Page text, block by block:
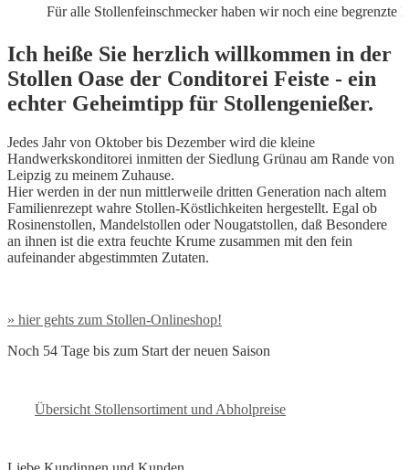
alle Stollenfeinschmecker haben wir noch eine begrenzte Menge
Ich heiße Sie herzlich willkommen in der
Stollen Oase der Conditorei Feiste - ein
echter Geheimtipp für Stollengenießer.
Jedes Jahr von Oktober bis Dezember wird die kleine
Handwerkskonditorei inmitten der Siedlung Grünau am Rande von
Leipzig zu meinem Zuhause.
Hier werden in der nun mittlerweile dritten Generation nach altem
Familienrezept wahre Stollen-Köstlichkeiten hergestellt. Egal ob
Rosinenstollen, Mandelstollen oder Nougatstollen, daß Besondere
an ihnen ist die extra feuchte Krume zusammen mit den fein
aufeinander abgestimmten Zutaten.
» hier gehts zum Stollen-Onlineshop!
Noch 54 Tage bis zum Start der neuen Saison
Übersicht Stollensortiment und Abholpreise